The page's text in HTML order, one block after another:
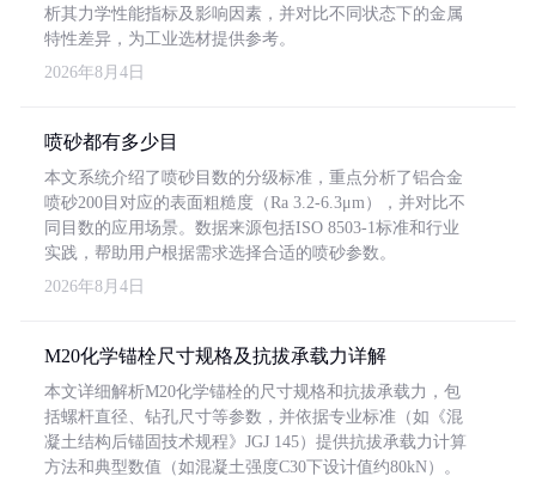
析其力学性能指标及影响因素，并对比不同状态下的金属
特性差异，为工业选材提供参考。
2026年8月4日
喷砂都有多少目
本文系统介绍了喷砂目数的分级标准，重点分析了铝合金
喷砂200目对应的表面粗糙度（Ra 3.2-6.3μm），并对比不
同目数的应用场景。数据来源包括ISO 8503-1标准和行业
实践，帮助用户根据需求选择合适的喷砂参数。
2026年8月4日
M20化学锚栓尺寸规格及抗拔承载力详解
本文详细解析M20化学锚栓的尺寸规格和抗拔承载力，包
括螺杆直径、钻孔尺寸等参数，并依据专业标准（如《混
凝土结构后锚固技术规程》JGJ 145）提供抗拔承载力计算
方法和典型数值（如混凝土强度C30下设计值约80kN）。